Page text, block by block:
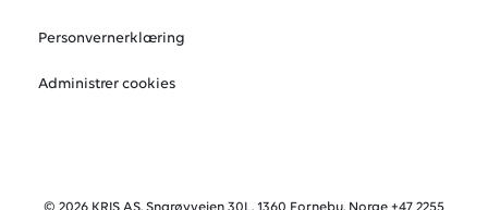
Personvernerklæring
Administrer cookies